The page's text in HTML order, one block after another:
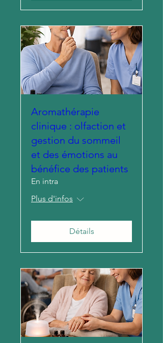
Aromathérapie
clinique : olfaction et
gestion du sommeil
et des émotions au
bénéfice des patients
En intra
Plus d'infos
Détails